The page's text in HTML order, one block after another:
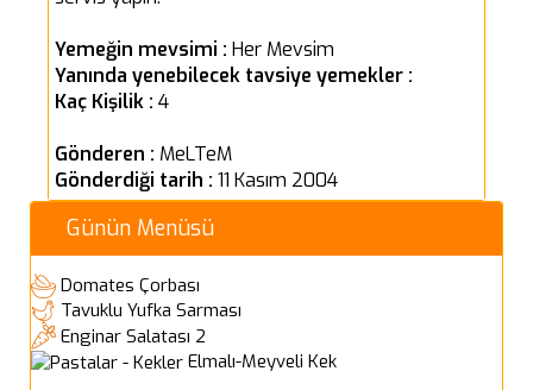
Yemeğin mevsimi : Her Mevsim
Yanında yenebilecek tavsiye yemekler :
Kaç Kişilik : 4
Gönderen : MeLTeM
Gönderdiği tarih : 11 Kasım 2004
Günün Menüsü
Domates Çorbası
Tavuklu Yufka Sarması
Enginar Salatası 2
Elmalı-Meyveli Kek